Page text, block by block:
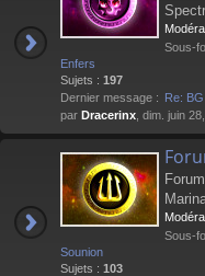
Sous-
Enfers
Sujets : 197
Dernier message : Re:
par Dracerinx , dim. juin
Sous-
Sounion
Sujets : 103